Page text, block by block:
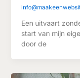
Een uitvaart
start van mijn
door de